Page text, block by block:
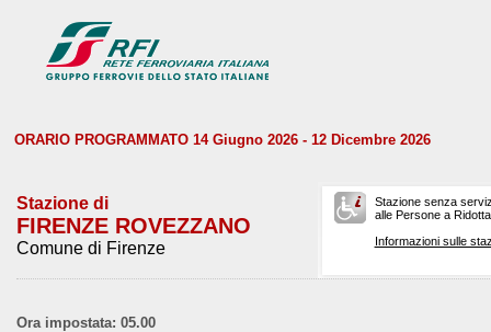
ORARIO PROGRAMMATO 14 Giugno 2026 - 12 Dicembre 2026
Stazione di
FIRENZE ROVEZZANO
Comune di Firenze
Stazione senza
alle Persone a
Informazioni sulle
Ora impostata: 05.00